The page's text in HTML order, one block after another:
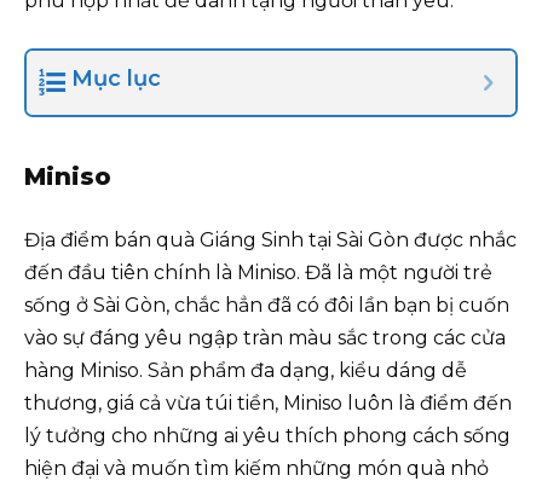
Mục lục
Miniso
Địa điểm bán quà Giáng Sinh tại Sài Gòn được nhắc
đến đầu tiên chính là Miniso. Đã là một người trẻ
sống ở Sài Gòn, chắc hẳn đã có đôi lần bạn bị cuốn
vào sự đáng yêu ngập tràn màu sắc trong các cửa
hàng Miniso. Sản phẩm đa dạng, kiểu dáng dễ
thương, giá cả vừa túi tiền, Miniso luôn là điểm đến
lý tưởng cho những ai yêu thích phong cách sống
hiện đại và muốn tìm kiếm những món quà nhỏ